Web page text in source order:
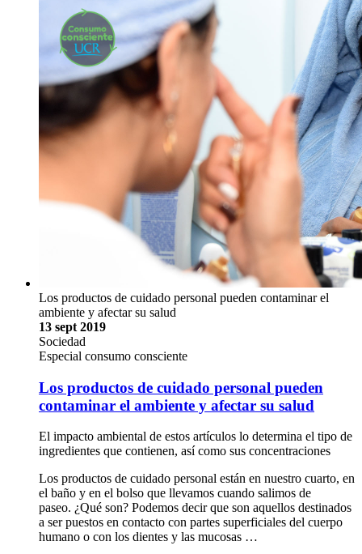
Los productos de cuidado personal pueden contaminar el
ambiente y afectar su salud
13 sept 2019
Sociedad
Especial consumo consciente
Los productos de cuidado personal pueden
contaminar el ambiente y afectar su salud
El impacto ambiental de estos artículos lo determina el tipo de
ingredientes que contienen, así como sus concentraciones
Los productos de cuidado personal están en nuestro cuarto, en
el baño y en el bolso que llevamos cuando salimos de
paseo. ¿Qué son? Podemos decir que son aquellos destinados
a ser puestos en contacto con partes superficiales del cuerpo
humano o con los dientes y las mucosas …